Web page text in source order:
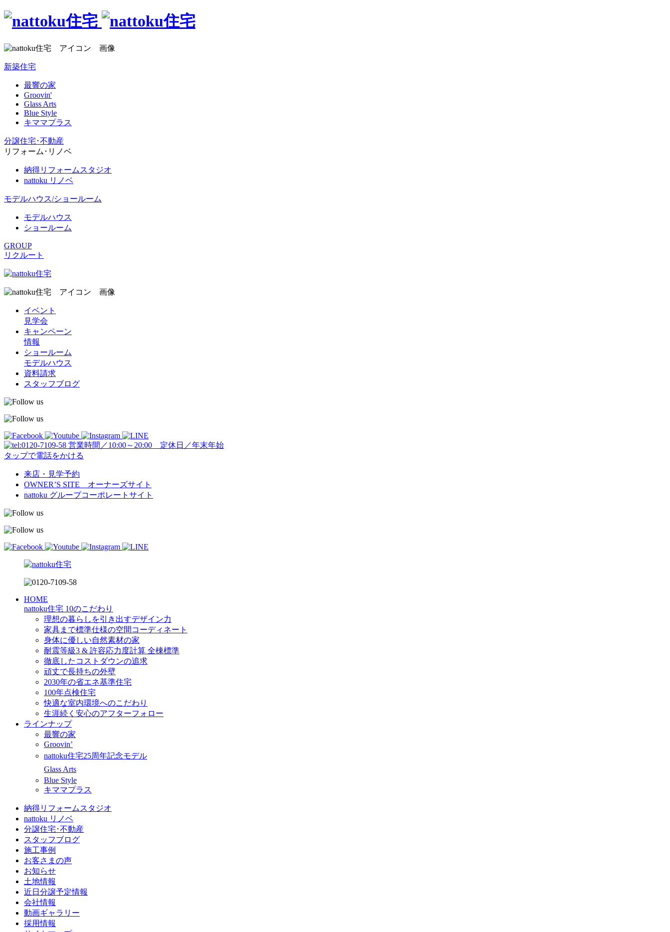
新築住宅
最響の家
Groovin'
Glass Arts
Blue Style
キママプラス
分譲住宅･不動産
リフォーム･リノベ
納得リフォームスタジオ
nattoku リノベ
モデルハウス/ショールーム
モデルハウス
ショールーム
GROUP
リクルート
イベント
見学会
キャンペーン
情報
ショールーム
モデルハウス
資料請求
スタッフブログ
営業時間／10:00～20:00 定休日／年末年始
タップで電話をかける
来店・見学予約
OWNER’S SITE オーナーズサイト
nattoku グループコーポレートサイト
HOME
nattoku住宅 10のこだわり
理想の暮らしを引き出すデザイン力
家具まで標準仕様の空間コーディネート
身体に優しい自然素材の家
耐震等級3 & 許容応力度計算 全棟標準
徹底したコストダウンの追求
頑丈で長持ちの外壁
2030年の省エネ基準住宅
100年点検住宅
快適な室内環境へのこだわり
生涯続く安心のアフターフォロー
ラインナップ
最響の家
Groovin’
nattoku住宅25周年記念モデル
Glass Arts
Blue Style
キママプラス
納得リフォームスタジオ
nattoku リノベ
分譲住宅･不動産
スタッフブログ
施工事例
お客さまの声
お知らせ
土地情報
近日分譲予定情報
会社情報
動画ギャラリー
採用情報